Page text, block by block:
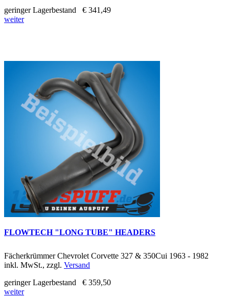
geringer Lagerbestand
€ 341,49
weiter
FLOWTECH "LONG TUBE" HEADERS
Fächerkrümmer Chevrolet Corvette 327 & 350Cui 1963 - 1982
inkl. MwSt., zzgl. Versand
geringer Lagerbestand
€ 359,50
weiter